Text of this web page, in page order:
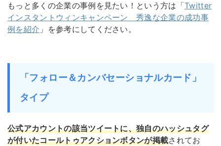
もっと多くの企業の事例を見たい！という方は「Twitter
インスタントウィンキャンペーン 秀逸な企業の成功事
例を紹介 」を参考にしてください。
「フォロー＆カンバセーショナルカード」
タイプ
公式アカウントの該当ツイートに、独自のハッシュタグ
が付いたコールトゥアクションボタンが掲載されてお